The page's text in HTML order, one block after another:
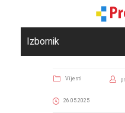
Izbornik
Vijesti
26.05.2025